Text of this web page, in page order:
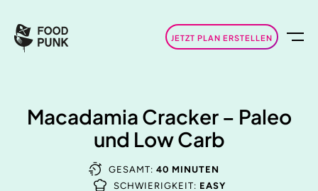
JETZT PLAN ERSTELLEN
Macadamia Cracker – Paleo
und Low Carb
GESAMT: 40 MINUTEN
SCHWIERIGKEIT: EASY